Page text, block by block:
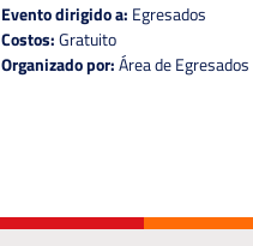
Evento dirigido a: Egresados
Costos:Gratuito
Organizado por:Área de Egresados